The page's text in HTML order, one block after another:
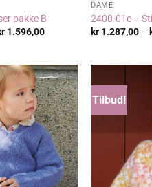
pakke B
1.596,00Prisområde:
DAME
2400-01c –
kr 1.287,00 –
Tilbud!